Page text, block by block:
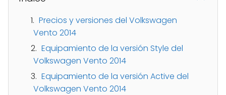
Precios y versiones del Volkswagen
Vento 2014
Equipamiento de la versión Style del
Volkswagen Vento 2014
Equipamiento de la versión Active del
Volkswagen Vento 2014